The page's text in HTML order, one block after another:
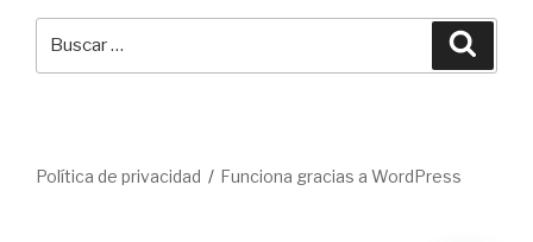
Política de privacidad Funciona gracias a WordPress